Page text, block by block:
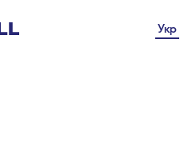
Укр